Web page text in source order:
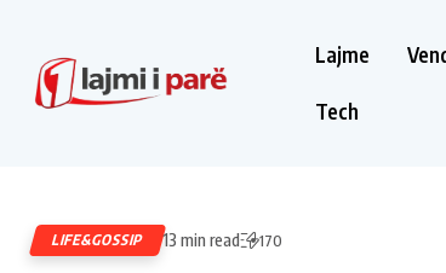
Lajme
Tech
LIFE&GOSSIP 13 min read 170